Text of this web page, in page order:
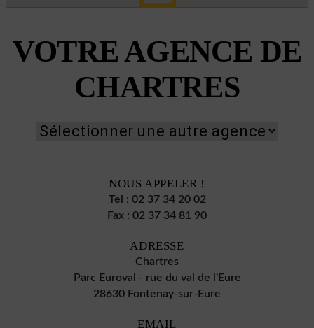
VOTRE AGENCE DE
CHARTRES
NOUS APPELER !
Tel : 02 37 34 20 02
Fax : 02 37 34 81 90
ADRESSE
Chartres
Parc Euroval - rue du val de l'Eure
28630 Fontenay-sur-Eure
EMAIL